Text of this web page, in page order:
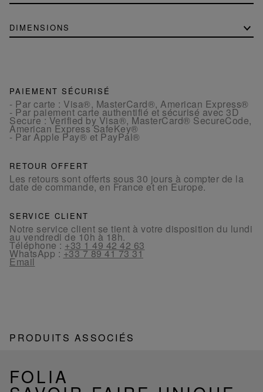
DIMENSIONS
PAIEMENT SÉCURISÉ
- Par carte : Visa®, MasterCard®, American Express®
- Par paiement carte authentifié et sécurisé avec 3D
Secure : Verified by Visa®, MasterCard® SecureCode,
American Express SafeKey®
- Par Apple Pay® et PayPal®
RETOUR OFFERT
Les retours sont offerts sous 30 jours à compter de la
date de commande, en France et en Europe.
SERVICE CLIENT
Notre service client se tient à votre disposition du lundi
au vendredi de 10h à 18h.
Téléphone : +33 1 49 42 42 63
WhatsApp : +33 7 89 41 73 31
Email
PRODUITS ASSOCIÉS
FOLIA